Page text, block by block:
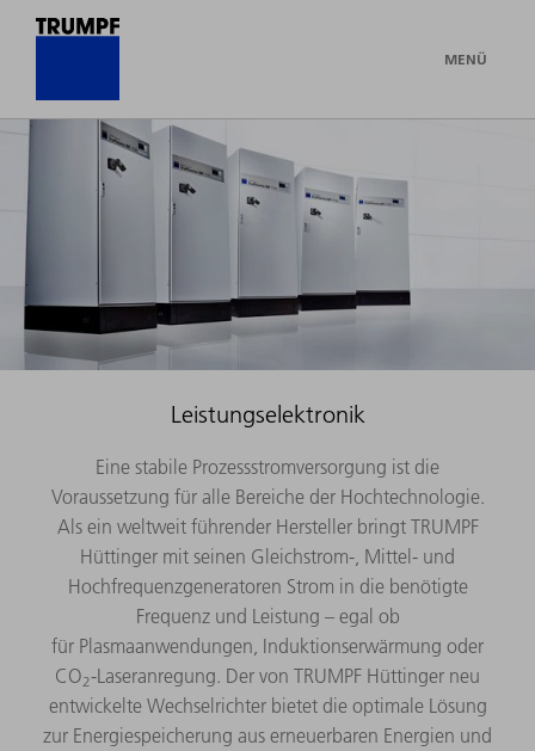
MENÜ
Leistungselektronik
Eine stabile Prozessstromversorgung ist die
Voraussetzung für alle Bereiche der Hochtechnologie.
Als ein weltweit führender Hersteller bringt TRUMPF
Hüttinger mit seinen Gleichstrom-, Mittel- und
Hochfrequenzgeneratoren Strom in die benötigte
Frequenz und Leistung – egal ob
für Plasmaanwendungen, Induktionserwärmung oder
CO2-Laseranregung. Der von TRUMPF Hüttinger neu
entwickelte Wechselrichter bietet die optimale Lösung
zur Energiespeicherung aus erneuerbaren Energien und